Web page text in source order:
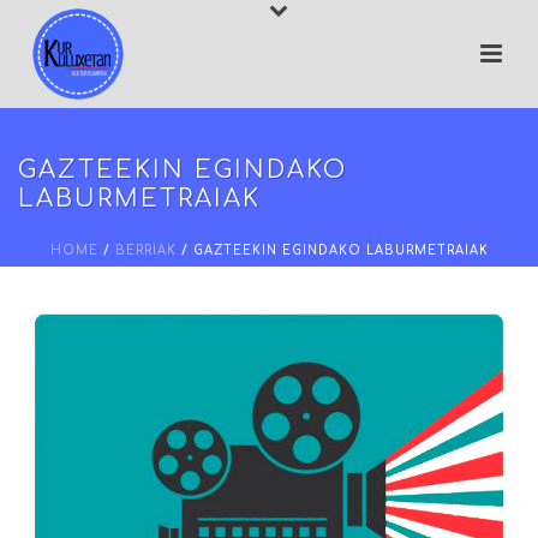
GAZTEEKIN EGINDAKO
LABURMETRAIAK
HOME / BERRIAK / GAZTEEKIN EGINDAKO LABURMETRAIAK